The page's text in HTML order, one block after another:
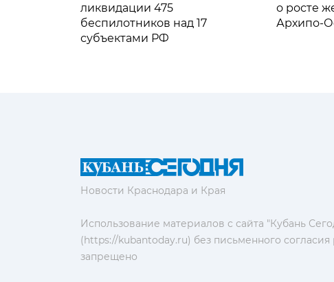
ликвидации 475
беспилотников над 17
субъектами РФ
о росте
Архипо-
Новости Краснодара и Края
Использование материалов с сайта "Кубань
(https://kubantoday.ru) без письменного согласия
запрещено